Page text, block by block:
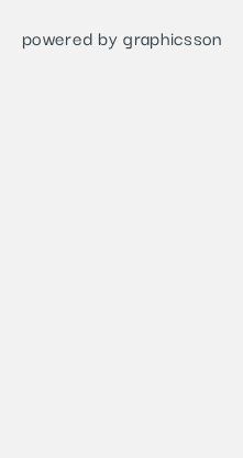
powered by graphicsson